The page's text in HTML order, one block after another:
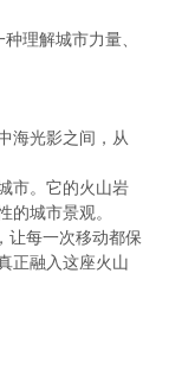
理解城市力量、
海光影之间，从
市。它的火山岩
城市景观。
让每一次移动都保
正融入这座火山